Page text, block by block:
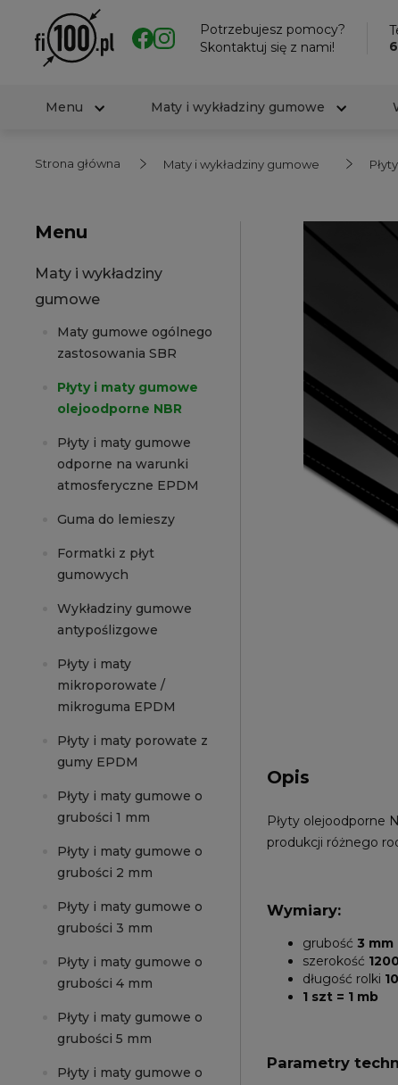
Potrzebujesz pomocy?
Skontaktuj się z nami!
Menu Maty i wykładziny gumowe
Strona główna Maty i wykładziny gumowe
Menu
Maty i wykładziny
gumowe
Maty gumowe ogólnego
zastosowania SBR
Płyty i maty gumowe
olejoodporne NBR
Płyty i maty gumowe
odporne na warunki
atmosferyczne EPDM
Guma do lemieszy
Formatki z płyt
gumowych
Wykładziny gumowe
antypoślizgowe
Płyty i maty
mikroporowate /
mikroguma EPDM
Płyty i maty porowate z
gumy EPDM
Płyty i maty gumowe o
grubości 1 mm
Płyty i maty gumowe o
grubości 2 mm
Płyty i maty gumowe o
grubości 3 mm
Płyty i maty gumowe o
grubości 4 mm
Płyty i maty gumowe o
grubości 5 mm
Płyty i maty gumowe o
Opis
Płyty olejoodporne
produkcji różnego
Wymiary:
grubość 3 mm
szerokość
długość rolki
1 szt = 1 mb
Parametry